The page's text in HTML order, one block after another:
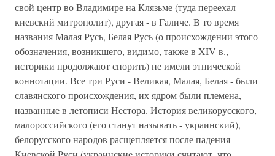
свой центр во Владимире на Клязьме (туда переехал
киевский митрополит), другая - в Галиче. В то время
названия Малая Русь, Белая Русь (о происхождении этого
обозначения, возникшего, видимо, также в XIV в.,
историки продолжают спорить) не имели этнической
коннотации. Все три Руси - Великая, Малая, Белая - были
славянского происхождения, их ядром были племена,
названные в летописи Нестора. История великорусского,
малороссийского (его станут называть - украинский),
белорусского народов расщепляется после падения